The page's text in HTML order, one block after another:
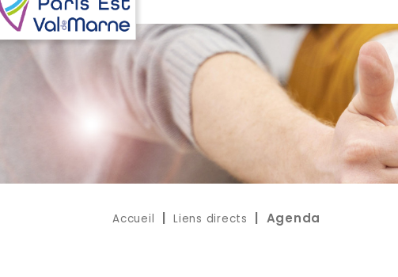
Accueil Liens directs | Agenda